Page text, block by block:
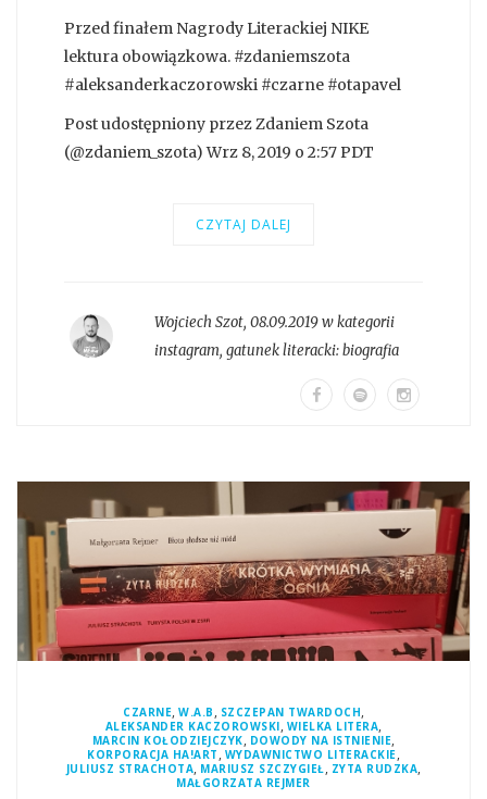
Przed finałem Nagrody Literackiej NIKE
lektura obowiązkowa. #zdaniemszota
#aleksanderkaczorowski #czarne #otapavel
Post udostępniony przez Zdaniem Szota
(@zdaniem_szota) Wrz 8, 2019 o 2:57 PDT
CZYTAJ DALEJ
Wojciech Szot, 08.09.2019 w kategorii
instagram, gatunek literacki:biografia
CZARNE, W.A.B, SZCZEPAN TWARDOCH,
ALEKSANDER KACZOROWSKI, WIELKA LITERA,
MARCIN KOŁODZIEJCZYK, DOWODY NA ISTNIENIE,
KORPORACJA HA!ART, WYDAWNICTWO LITERACKIE,
JULIUSZ STRACHOTA, MARIUSZ SZCZYGIEŁ, ZYTA RUDZKA,
MAŁGORZATA REJMER